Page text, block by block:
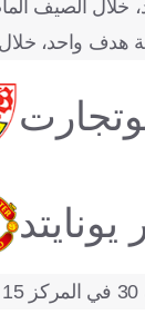
هدف واحد،